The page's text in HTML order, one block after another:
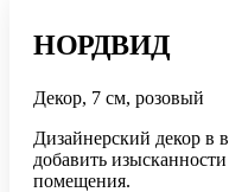
НОРДВИД
Декор, 7 см, розовый
Дизайнерский декор в
добавить
помещения.